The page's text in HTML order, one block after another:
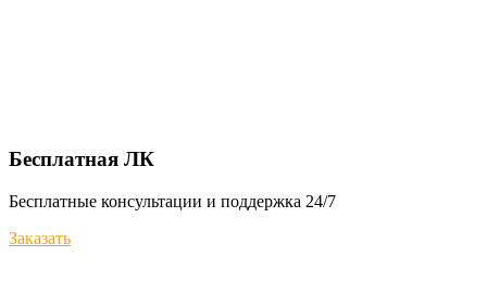
Бесплатная ЛК
Бесплатные консультации и поддержка 24/7
Заказать